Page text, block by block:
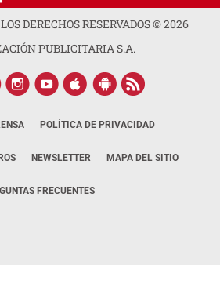
DERECHOS RESERVADOS ©2026
PUBLICITARIA S.A.
POLÍTICA DE PRIVACIDAD
NEWSLETTER MAPA DEL SITIO
FRECUENTES